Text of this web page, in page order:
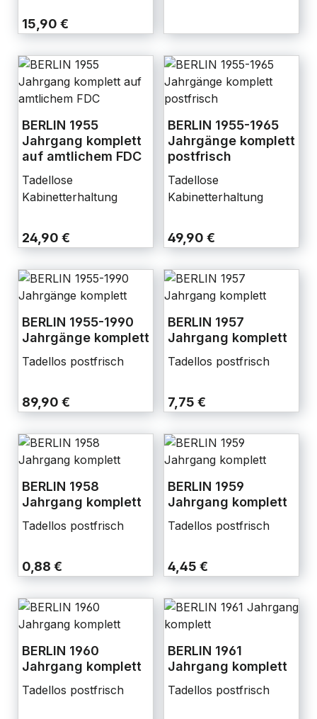
15,90 €
BERLIN 1955
Jahrgang komplett
auf amtlichem FDC
Tadellose
Kabinetterhaltung
24,90 €
BERLIN 1955-1965
Jahrgänge komplett
postfrisch
Tadellose
Kabinetterhaltung
49,90 €
BERLIN 1955-1990
Jahrgänge komplett
Tadellos postfrisch
89,90 €
BERLIN 1957
Jahrgang komplett
Tadellos postfrisch
7,75 €
BERLIN 1958
Jahrgang komplett
Tadellos postfrisch
0,88 €
BERLIN 1959
Jahrgang komplett
Tadellos postfrisch
4,45 €
BERLIN 1960
Jahrgang komplett
Tadellos postfrisch
BERLIN 1961
Jahrgang komplett
Tadellos postfrisch